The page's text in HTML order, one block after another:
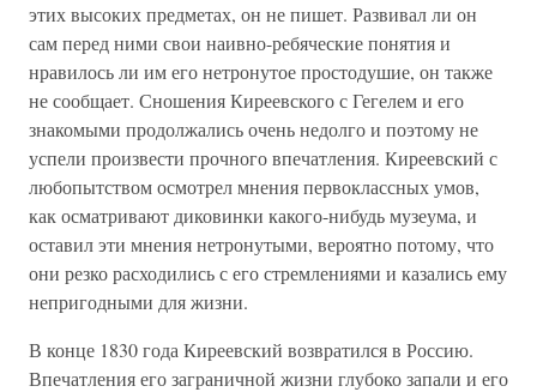
этих высоких предметах, он не пишет. Развивал ли он
сам перед ними свои наивно-ребяческие понятия и
нравилось ли им его нетронутое простодушие, он также
не сообщает. Сношения Киреевского с Гегелем и его
знакомыми продолжались очень недолго и поэтому не
успели произвести прочного впечатления. Киреевский с
любопытством осмотрел мнения первоклассных умов,
как осматривают диковинки какого-нибудь музеума, и
оставил эти мнения нетронутыми, вероятно потому, что
они резко расходились с его стремлениями и казались ему
непригодными для жизни.
В конце 1830 года Киреевский возвратился в Россию.
Впечатления его заграничной жизни глубоко запали и его